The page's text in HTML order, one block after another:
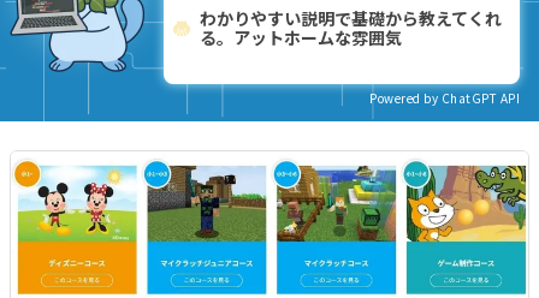
わかりやすい説明で基礎から教えてくれ
る。アットホームな雰囲気
Powered by ChatGPT API